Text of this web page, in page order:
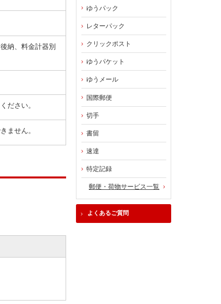
納、料金計器別
ださい。
ません。
ゆうパック
レターパック
クリックポスト
ゆうパケット
ゆうメール
国際郵便
切手
書留
速達
特定記録
郵便・荷物サービス一覧
よくあるご質問